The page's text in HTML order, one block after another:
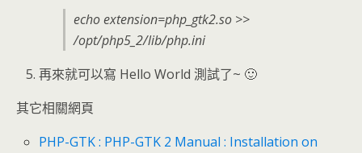
echo extension=php_gtk2.so >>
/opt/php5_2/lib/php.ini
再來就可以寫 Hello World 測試了~ 🙂
其它相關網頁
PHP-GTK : PHP-GTK 2 Manual : Installation on